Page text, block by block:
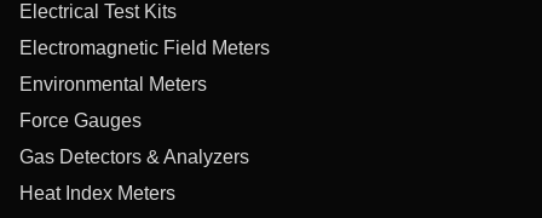
Electrical Test Kits
Electromagnetic Field Meters
Environmental Meters
Force Gauges
Gas Detectors & Analyzers
Heat Index Meters